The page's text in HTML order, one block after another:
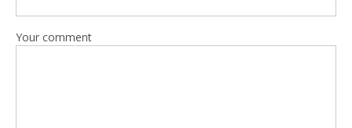
Your comment